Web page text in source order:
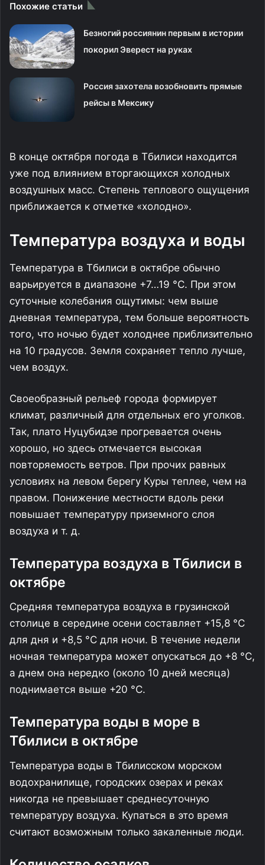
Похожие статьи
Безногий россиянин первым в истории
покорил Эверест на руках
Россия захотела возобновить прямые
рейсы в Мексику
В конце октября погода в Тбилиси находится
уже под влиянием вторгающихся холодных
воздушных масс. Степень теплового ощущения
приближается к отметке «холодно».
Температура воздуха и воды
Температура в Тбилиси в октябре обычно
варьируется в диапазоне +7…19 °C. При этом
суточные колебания ощутимы: чем выше
дневная температура, тем больше вероятность
того, что ночью будет холоднее приблизительно
на 10 градусов. Земля сохраняет тепло лучше,
чем воздух.
Своеобразный рельеф города формирует
климат, различный для отдельных его уголков.
Так, плато Нуцубидзе прогревается очень
хорошо, но здесь отмечается высокая
повторяемость ветров. При прочих равных
условиях на левом берегу Куры теплее, чем на
правом. Понижение местности вдоль реки
повышает температуру приземного слоя
воздуха и т. д.
Температура воздуха в Тбилиси в
октябре
Средняя температура воздуха в грузинской
столице в середине осени составляет +15,8 °C
для дня и +8,5 °C для ночи. В течение недели
ночная температура может опускаться до +8 °C,
а днем она нередко (около 10 дней месяца)
поднимается выше +20 °C.
Температура воды в море в
Тбилиси в октябре
Температура воды в Тбилисском морском
водохранилище, городских озерах и реках
никогда не превышает среднесуточную
температуру воздуха. Купаться в это время
считают возможным только закаленные люди.